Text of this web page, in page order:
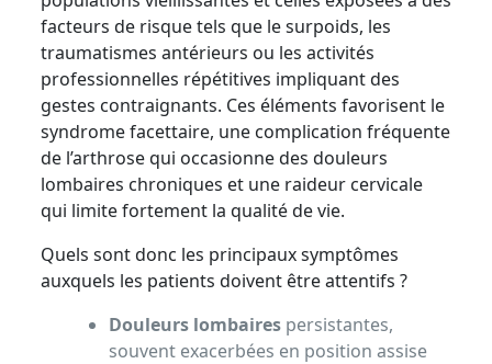
facteurs de risque tels que le surpoids, les
traumatismes antérieurs ou les activités
professionnelles répétitives impliquant des
gestes contraignants. Ces éléments favorisent le
syndrome facettaire, une complication fréquente
de l’arthrose qui occasionne des douleurs
lombaires chroniques et une raideur cervicale
qui limite fortement la qualité de vie.
Quels sont donc les principaux symptômes
auxquels les patients doivent être attentifs ?
Douleurs lombairespersistantes,
souvent exacerbées en position assise